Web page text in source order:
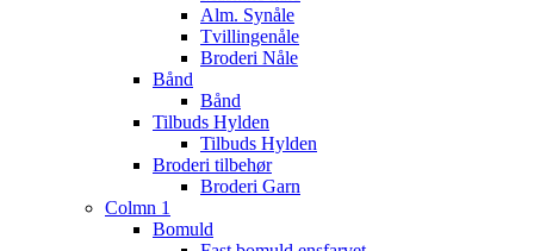
Alm. Synåle
Tvillingenåle
Broderi Nåle
Bånd
Bånd
Tilbuds Hylden
Tilbuds Hylden
Broderi tilbehør
Broderi Garn
Colmn 1
Bomuld